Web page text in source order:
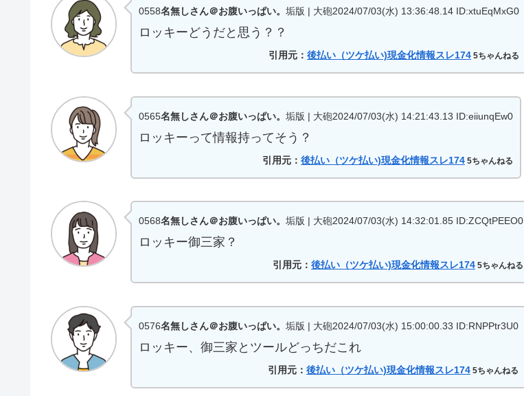
0558名無しさん＠お腹いっぱい。 垢版 | 大砲2024/07/03(水) 13:36:48.14 ID:xtuEqMxG0
ロッキーどうだと思う？？
引用元： 後払い（ツケ払い)現金化情報スレ174 5ちゃんねる
0565名無しさん＠お腹いっぱい。 垢版 | 大砲2024/07/03(水) 14:21:43.13 ID:eiiunqEw0
ロッキーって情報持ってそう？
引用元： 後払い（ツケ払い)現金化情報スレ174 5ちゃんねる
0568名無しさん＠お腹いっぱい。 垢版 | 大砲2024/07/03(水) 14:32:01.85 ID:ZCQtPEEO0
ロッキー御三家？
引用元： 後払い（ツケ払い)現金化情報スレ174 5ちゃんねる
0576名無しさん＠お腹いっぱい。 垢版 | 大砲2024/07/03(水) 15:00:00.33 ID:RNPPtr3U0
ロッキー、御三家とツールどっちだこれ
引用元： 後払い（ツケ払い)現金化情報スレ174 5ちゃんねる